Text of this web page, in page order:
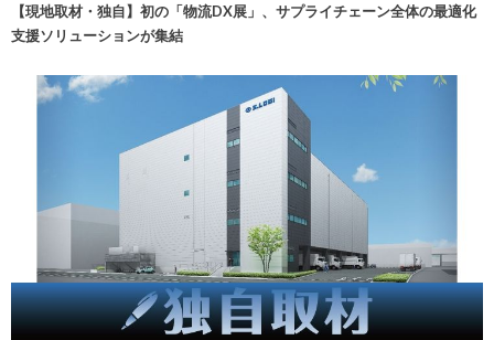
【現地取材・独自】初の「物流DX展」、サプライチェーン全体の最適化
支援ソリューションが集結